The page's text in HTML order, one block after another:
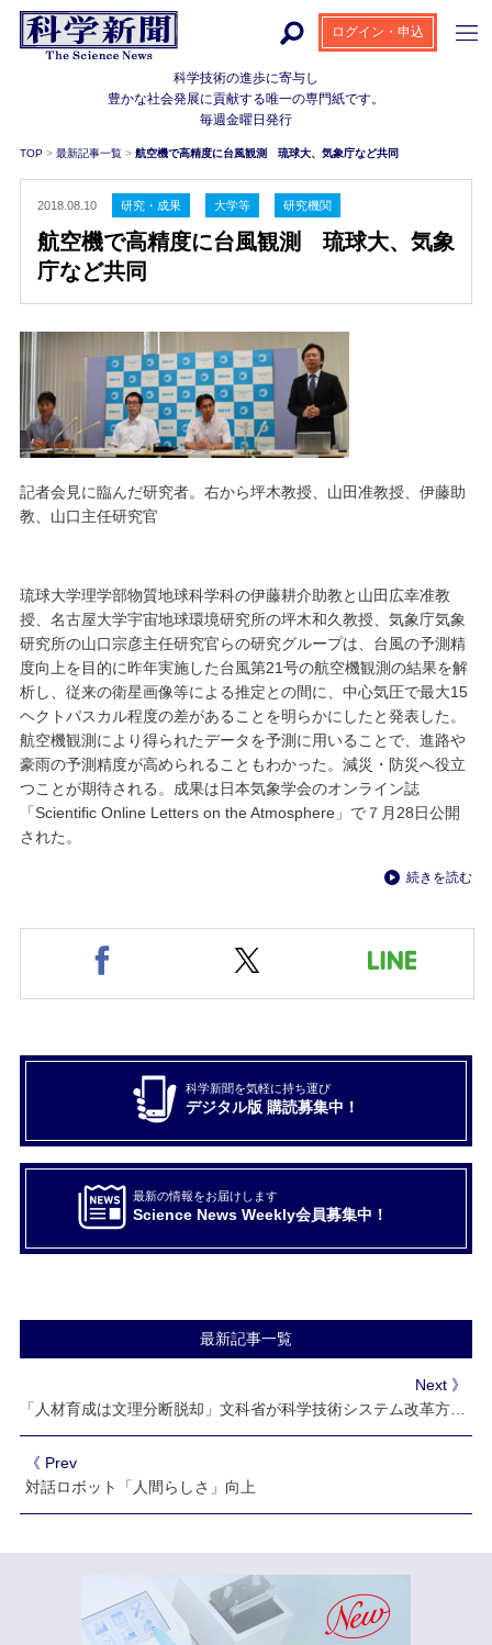
科学技術の進歩に寄与し
豊かな社会発展に貢献する唯一の専門紙です。
毎週金曜日発行
ログイン・申込
TOP > 最新記事一覧 > 航空機で高精度に台風観測 琉球大、気象庁など共同
2018.08.10 研究・成果 大学等 研究機関
航空機で高精度に台風観測 琉球大、気象
庁など共同
記者会見に臨んだ研究者。右から坪木教授、山田准教授、伊藤助
教、山口主任研究官
琉球大学理学部物質地球科学科の伊藤耕介助教と山田広幸准教
授、名古屋大学宇宙地球環境研究所の坪木和久教授、気象庁気象
研究所の山口宗彦主任研究官らの研究グループは、台風の予測精
度向上を目的に昨年実施した台風第21号の航空機観測の結果を解
析し、従来の衛星画像等による推定との間に、中心気圧で最大15
ヘクトパスカル程度の差があることを明らかにしたと発表した。
航空機観測により得られたデータを予測に用いることで、進路や
豪雨の予測精度が高められることもわかった。減災・防災へ役立
つことが期待される。成果は日本気象学会のオンライン誌
「Scientific Online Letters on the Atmosphere」で７月28日公開
された。
続きを読む
科学新聞を気軽に持ち運び
デジタル版 購読募集中！
最新の情報をお届けします
Science News Weekly会員募集中！
最新記事一覧
Next 》
「人材育成は文理分断脱却」文科省が科学技術システム改革方策まとめる
《 Prev
対話ロボット「人間らしさ」向上